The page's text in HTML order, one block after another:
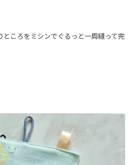
ころをミシンでぐるっと一周縫って完